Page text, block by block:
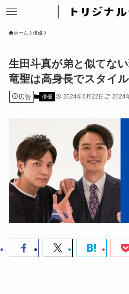
ホーム 俳優
生田斗真が弟と似てない
竜聖は高身長でスタイ
広告 俳優 2024年6月22日 2024